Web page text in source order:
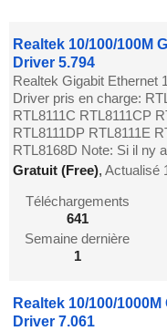
Realtek 10/100/100M
Driver 5.794
Realtek Gigabit Ethernet
Driver pris en charge:
RTL8111C RTL8111CP
RTL8111DP RTL8111E
RTL8168D Note: Si il ny
Gratuit (Free),Actualisé
Téléchargements
641
Semaine dernière
1
Realtek 10/100/
Driver 7.061